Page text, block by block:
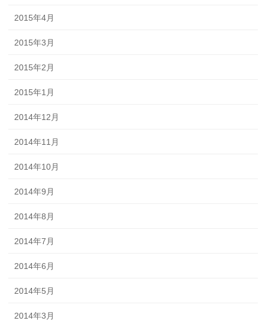
2015年4月
2015年3月
2015年2月
2015年1月
2014年12月
2014年11月
2014年10月
2014年9月
2014年8月
2014年7月
2014年6月
2014年5月
2014年3月